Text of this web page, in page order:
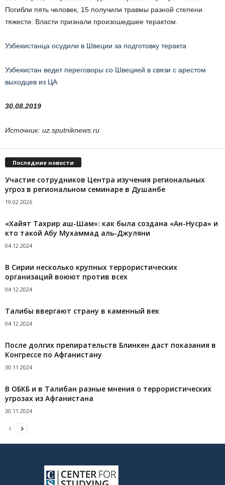
Погибли пять человек, 15 получили травмы разной степени
тяжести. Власти признали произошедшее терактом.
Узбекистанца осудили в Швеции за подготовку теракта
Узбекистан ведет переговоры со Швецией в связи с арестом
выходцев из ЦА
30.08.2019
Источник: uz.sputniknews.ru
Последние новости
Участие сотрудников Центра изучения региональных
угроз в региональном семинаре в Душанбе
19.02.2026
«Хайят Тахрир аш-Шам»: как была создана «Ан-Нусра» и
кто такой Абу Мухаммад аль-Джуляни
04.12.2024
В Сирии несколько крупных террористических
организаций воюют против всех
04.12.2024
Талибы ввергают страну в каменный век
04.12.2024
После долгих препирательств Блинкен даст показания в
Конгрессе по Афганистану
30.11.2024
В ОБКБ и в Талибан разные мнения о террористических
угрозах из Афганистана
30.11.2024